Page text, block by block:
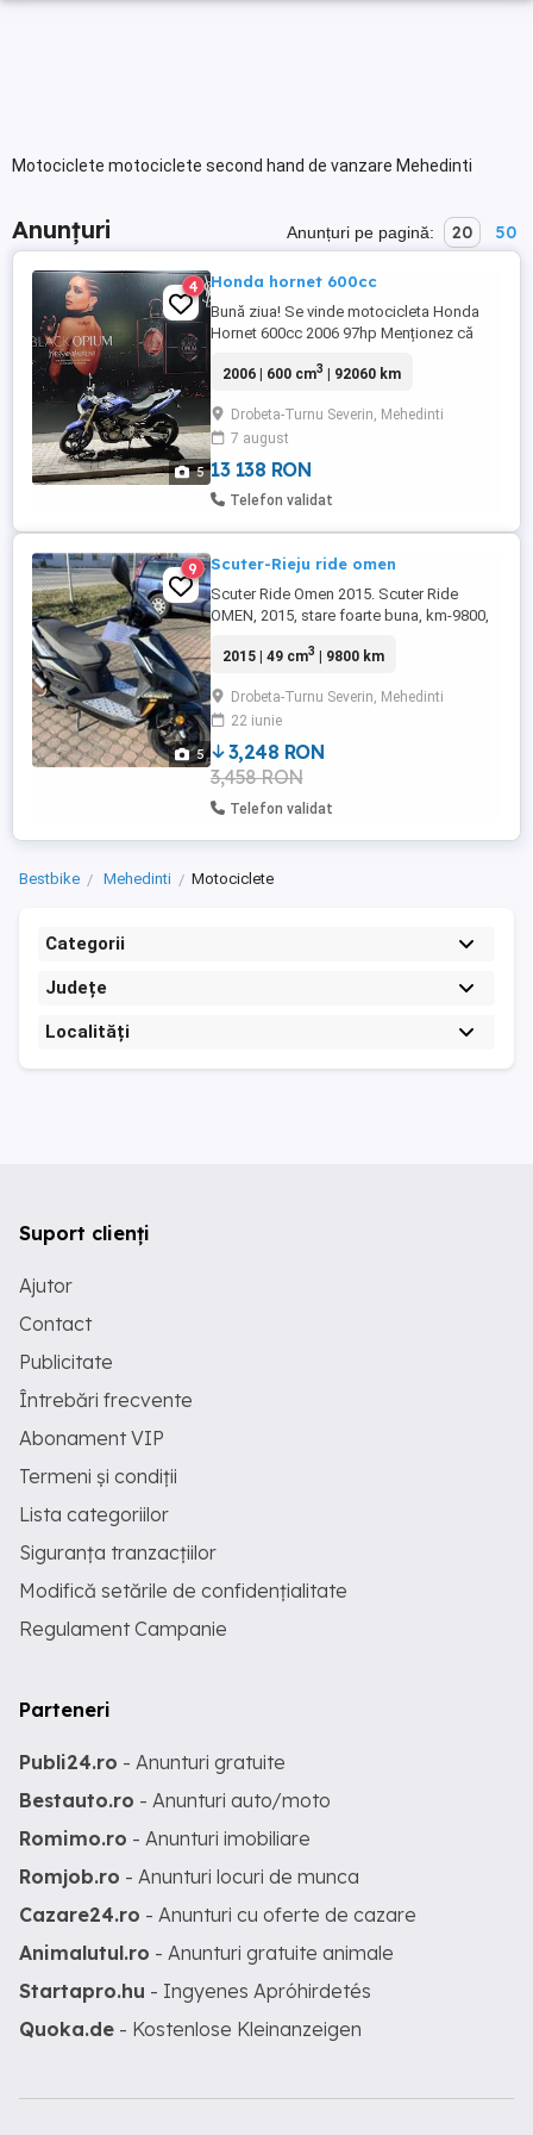
Motociclete motociclete second hand de vanzare Mehedinti
Anunțuri Anunțuri pe pagină: 20 50
5
4 Honda hornet 600cc
Bună ziua! Se vinde motocicleta Honda
Hornet 600cc 2006 97hp Menționez că
an și jumătate deoarece am fost plecat
am copil mic și timpul nu îmi mai permite
să o folosesc. Decât să stea în garaj
degeaba mai bine ...
2006 | 600 cm3 | 92060 km
Drobeta-Turnu Severin, Mehedinti
7 august
13 138 RON
Telefon validat
5
9 Scuter-Rieju ride omen
Scuter Ride Omen 2015. Scuter Ride
OMEN, 2015, stare foarte buna, km-9800,
2015 | 49 cm3 | 9800 km
Drobeta-Turnu Severin, Mehedinti
22 iunie
3,248 RON
3,458 RON
Telefon validat
Bestbike Mehedinti Motociclete
Categorii
Județe
Localități
Suport clienți
Ajutor
Contact
Publicitate
Întrebări frecvente
Abonament VIP
Termeni și condiții
Lista categoriilor
Siguranța tranzacțiilor
Modifică setările de confidențialitate
Regulament Campanie
Parteneri
Publi24.ro - Anunturi gratuite
Bestauto.ro - Anunturi auto/moto
Romimo.ro - Anunturi imobiliare
Romjob.ro - Anunturi locuri de munca
Cazare24.ro - Anunturi cu oferte de cazare
Animalutul.ro - Anunturi gratuite animale
Startapro.hu - Ingyenes Apróhirdetés
Quoka.de - Kostenlose Kleinanzeigen